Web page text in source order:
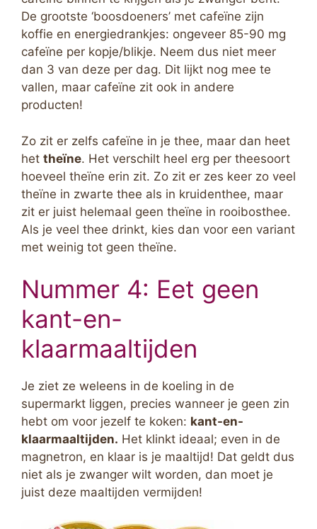
De grootste ‘boosdoeners’ met cafeïne zijn
koffie en energiedrankjes: ongeveer 85-90 mg
cafeïne per kopje/blikje. Neem dus niet meer
dan 3 van deze per dag. Dit lijkt nog mee te
vallen, maar cafeïne zit ook in andere
producten!
Zo zit er zelfs cafeïne in je thee, maar dan heet
het theïne. Het verschilt heel erg per theesoort
hoeveel theïne erin zit. Zo zit er zes keer zo veel
theïne in zwarte thee als in kruidenthee, maar
zit er juist helemaal geen theïne in rooibosthee.
Als je veel thee drinkt, kies dan voor een variant
met weinig tot geen theïne.
Nummer 4: Eet geen
kant-en-
klaarmaaltijden
Je ziet ze weleens in de koeling in de
supermarkt liggen, precies wanneer je geen zin
hebt om voor jezelf te koken: kant-en-
klaarmaaltijden. Het klinkt ideaal; even in de
magnetron, en klaar is je maaltijd! Dat geldt dus
niet als je zwanger wilt worden, dan moet je
juist deze maaltijden vermijden!